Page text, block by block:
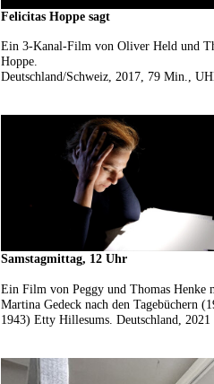
Felicitas Hoppe sagt
Ein 3-Kanal-Film von Oliver Held und
Hoppe.
Deutschland/Schweiz, 2017, 79 Min.,
Samstagmittag, 12 Uhr
Ein Film von Peggy und Thomas Henke
Martina Gedeck nach den Tagebüchern
1943) Etty Hillesums. Deutschland, 2021